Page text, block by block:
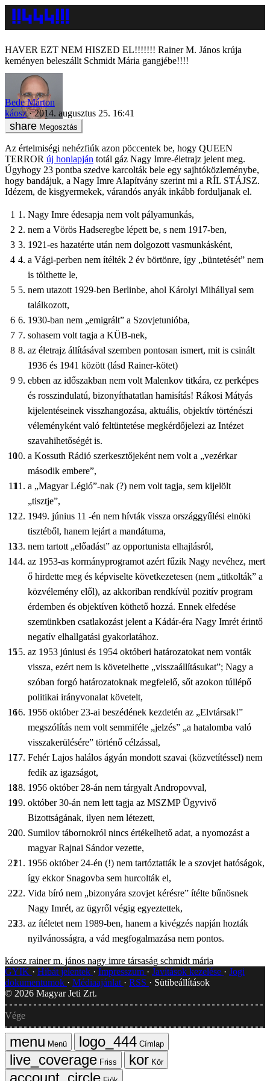
HAVER EZT NEM HISZED EL!!!!!!! Rainer M. János krúja
keményen beleszállt Schmidt Mária gangjébe!!!!
Bede Márton
káosz
2014. augusztus 25. 16:41
Megosztás
Az értelmiségi nehézfiúk azon pöccentek be, hogy QUEEN
TERROR új honlapján totál gáz Nagy Imre-életrajz jelent meg.
Úgyhogy 23 pontba szedve karcolták bele egy sajhtóközleménybe,
hogy bandájuk, a Nagy Imre Alapítvány szerint mi a RÍL STÁJSZ.
Idézem, de kisgyermekek, várandós anyák inkább forduljanak el.
Nagy Imre édesapja nem volt pályamunkás,
nem a Vörös Hadseregbe lépett be, s nem 1917-ben,
1921-es hazatérte után nem dolgozott vasmunkásként,
a Vági-perben nem ítélték 2 év börtönre, így „büntetését” nem
is tölthette le,
nem utazott 1929-ben Berlinbe, ahol Károlyi Mihállyal sem
találkozott,
1930-ban nem „emigrált” a Szovjetunióba,
sohasem volt tagja a KÜB-nek,
az életrajz állításával szemben pontosan ismert, mit is csinált
1936 és 1941 között (lásd Rainer-kötet)
ebben az időszakban nem volt Malenkov titkára, ez perképes
és rosszindulatú, bizonyíthatatlan hamisítás! Rákosi Mátyás
kijelentéseinek visszhangozása, aktuális, objektív történészi
véleményként való feltüntetése megkérdőjelezi az Intézet
szavahihetőségét is.
a Kossuth Rádió szerkesztőjeként nem volt a „vezérkar
második embere”,
a „Magyar Légió”-nak (?) nem volt tagja, sem kijelölt
„tisztje”,
1949. június 11 -én nem hívták vissza országgyűlési elnöki
tisztéből, hanem lejárt a mandátuma,
nem tartott „előadást” az opportunista elhajlásról,
az 1953-as kormányprogramot azért fűzik Nagy nevéhez, mert
ő hirdette meg és képviselte következetesen (nem „titkolták” a
közvélemény elől), az akkoriban rendkívül pozitív program
érdemben és objektíven köthető hozzá. Ennek elfedése
szemünkben csatlakozást jelent a Kádár-éra Nagy Imrét érintő
negatív elhallgatási gyakorlatához.
az 1953 júniusi és 1954 októberi határozatokat nem vonták
vissza, ezért nem is követelhette „visszaállításukat”; Nagy a
szóban forgó határozatoknak megfelelő, sőt azokon túllépő
politikai irányvonalat követelt,
1956 október 23-ai beszédének kezdetén az „Elvtársak!”
megszólítás nem volt semmiféle „jelzés” „a hatalomba való
visszakerülésére” történő célzással,
Fehér Lajos halálos ágyán mondott szavai (közvetítéssel) nem
fedik az igazságot,
1956 október 28-án nem tárgyalt Andropovval,
október 30-án nem lett tagja az MSZMP Ügyvivő
Bizottságának, ilyen nem létezett,
Sumilov tábornokról nincs értékelhető adat, a nyomozást a
magyar Rajnai Sándor vezette,
1956 október 24-én (!) nem tartóztatták le a szovjet hatóságok,
így ekkor Snagovba sem hurcolták el,
Vida bíró nem „bizonyára szovjet kérésre” ítélte bűnösnek
Nagy Imrét, az ügyről végig egyeztettek,
az ítéletet nem 1989-ben, hanem a kivégzés napján hozták
nyilvánosságra, a vád megfogalmazása nem pontos.
káosz rainer m. jános nagy imre társaság schmidt mária
GYIK
Hibát jelentek Impresszum Javítások kezelése
Jogi
dokumentumok
Médiaajánlat RSS
Sütibeállítások
© 2026 Magyar Jeti Zrt.
Vége
Menü
Címlap
Friss
Kör